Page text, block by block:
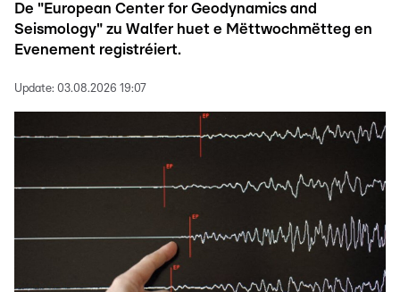
De "European Center for Geodynamics and
Seismology" zu Walfer huet e Mëttwochmëtteg en
Evenement registréiert.
Update: 03.08.2026 19:07